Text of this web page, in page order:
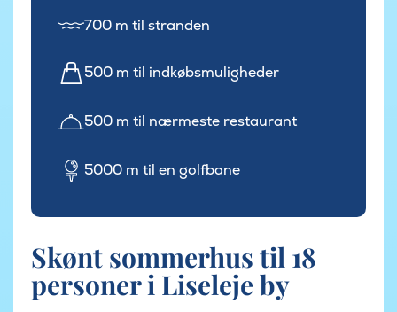
700 m til stranden
500 m til indkøbsmuligheder
500 m til nærmeste restaurant
5000 m til en golfbane
Skønt sommerhus til 18
personer i Liseleje by